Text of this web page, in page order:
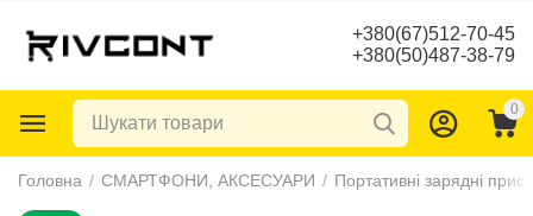
+380(67)512-70-45
+380(50)487-38-79
0
Головна / СМАРТФОНИ, АКСЕСУАРИ / Портативні зарядні